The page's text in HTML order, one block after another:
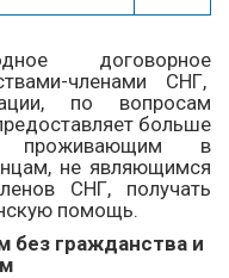
договорное
членами СНГ,
по вопросам
больше
проживающим в
не являющимся
СНГ, получать
помощь.
гражданства и